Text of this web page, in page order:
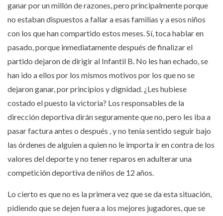
ganar por un millón de razones, pero principalmente porque
no estaban dispuestos a fallar a esas familias y a esos niños
con los que han compartido estos meses. Sí, toca hablar en
pasado, porque inmediatamente después de finalizar el
partido dejaron de dirigir al Infantil B. No les han echado, se
han ido a ellos por los mismos motivos por los que no se
dejaron ganar, por principios y dignidad. ¿Les hubiese
costado el puesto la victoria? Los responsables de la
dirección deportiva dirán seguramente que no, pero les iba a
pasar factura antes o después , y no tenía sentido seguir bajo
las órdenes de alguien a quien no le importa ir en contra de los
valores del deporte y no tener reparos en adulterar una
competición deportiva de niños de 12 años.
Lo cierto es que no es la primera vez que se da esta situación,
pidiendo que se dejen fuera a los mejores jugadores, que se